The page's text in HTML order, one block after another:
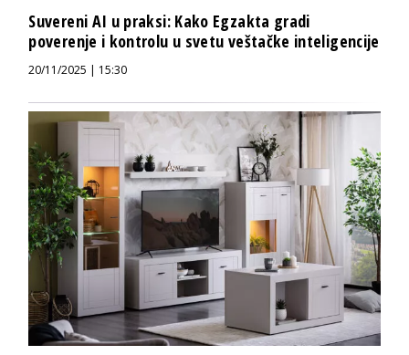
Suvereni AI u praksi: Kako Egzakta gradi
poverenje i kontrolu u svetu veštačke inteligencije
20/11/2025 | 15:30